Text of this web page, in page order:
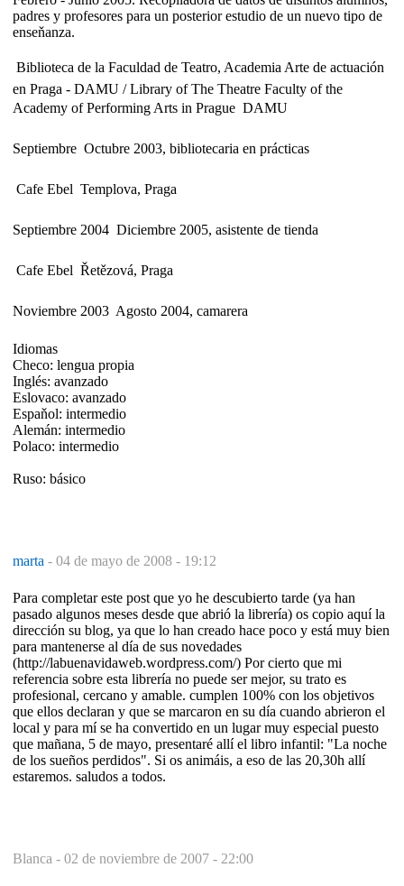
padres y profesores para un posterior estudio de un nuevo tipo de
enseňanza.
 Biblioteca de la Faculdad de Teatro, Academia Arte de actuación
en Praga - DAMU / Library of The Theatre Faculty of the
Academy of Performing Arts in Prague  DAMU
Septiembre  Octubre 2003, bibliotecaria en prácticas
 Cafe Ebel  Templova, Praga
Septiembre 2004  Diciembre 2005, asistente de tienda
 Cafe Ebel  Řetězová, Praga
Noviembre 2003  Agosto 2004, camarera
Idiomas
Checo: lengua propia
Inglés: avanzado
Eslovaco: avanzado
Espaňol: intermedio
Alemán: intermedio
Polaco: intermedio
Ruso: básico
marta - 04 de mayo de 2008 - 19:12
Para completar este post que yo he descubierto tarde (ya han
pasado algunos meses desde que abrió la librería) os copio aquí la
dirección su blog, ya que lo han creado hace poco y está muy bien
para mantenerse al día de sus novedades
(http://labuenavidaweb.wordpress.com/) Por cierto que mi
referencia sobre esta librería no puede ser mejor, su trato es
profesional, cercano y amable. cumplen 100% con los objetivos
que ellos declaran y que se marcaron en su día cuando abrieron el
local y para mí se ha convertido en un lugar muy especial puesto
que mañana, 5 de mayo, presentaré allí el libro infantil: "La noche
de los sueños perdidos". Si os animáis, a eso de las 20,30h allí
estaremos. saludos a todos.
Blanca - 02 de noviembre de 2007 - 22:00